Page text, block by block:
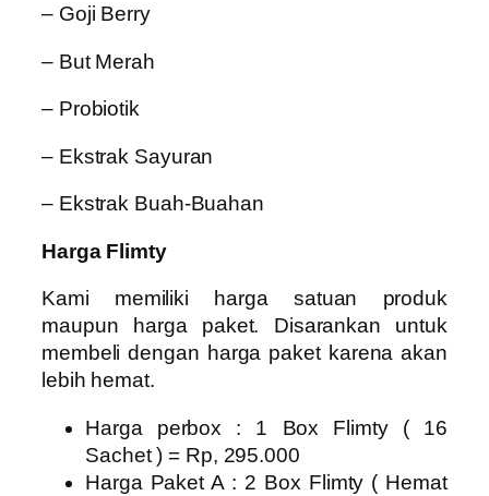
– Goji Berry
– But Merah
– Probiotik
– Ekstrak Sayuran
– Ekstrak Buah-Buahan
Harga Flimty
Kami memiliki harga satuan produk
maupun harga paket. Disarankan untuk
membeli dengan harga paket karena akan
lebih hemat.
Harga perbox : 1 Box Flimty ( 16
Sachet ) = Rp, 295.000
Harga Paket A : 2 Box Flimty ( Hemat